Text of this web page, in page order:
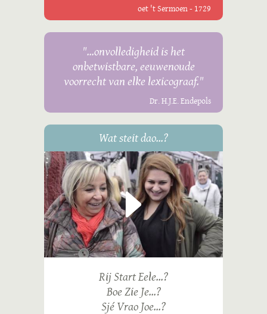
oet 't Sermoen - 1729
"...onvolledigheid is het
onbetwistbare, eeuwenoude
voorrecht van elke lexicograaf."
Dr. H.J.E. Endepols
Wat steit dao...?
Rij Start Eele...?
Boe Zie Je...?
Sjé Vrao Joe...?